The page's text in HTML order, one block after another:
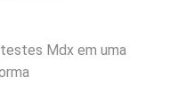
Mdx em uma